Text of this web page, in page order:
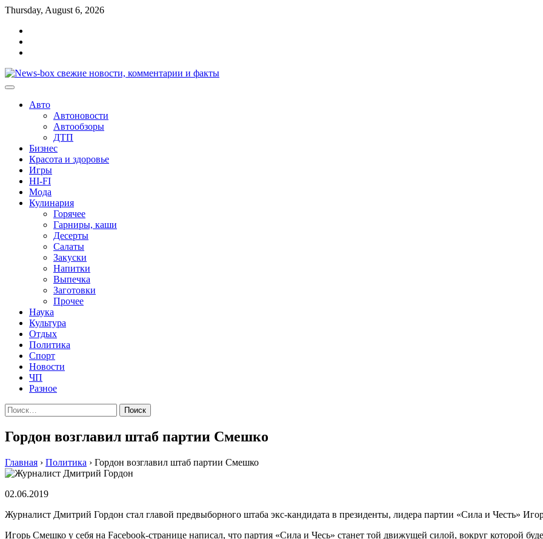
Перейти
содержимому
Thursday, August 6, 2026
Авто
Автоновости
Автообзоры
ДТП
Бизнес
Красота и здоровье
Игры
HI-FI
Мода
Кулинария
Горячее
Гарниры, каши
Десерты
Салаты
Закуски
Напитки
Выпечка
Заготовки
Прочее
Наука
Культура
Отдых
Политика
Спорт
Новости
ЧП
Разное
Найти:
Гордон возглавил штаб партии Смешко
Главная › Политика › Гордон возглавил штаб партии Смешко
02.06.2019
Журналист Дмитрий Гордон стал главой предвыборного штаба экс-кандидата в президенты, лидера партии «Сила и Честь»
Игорь Смешко у себя на Facebook-странице написал, что партия «Сила и Чесь» станет той движущей силой, вокруг которой